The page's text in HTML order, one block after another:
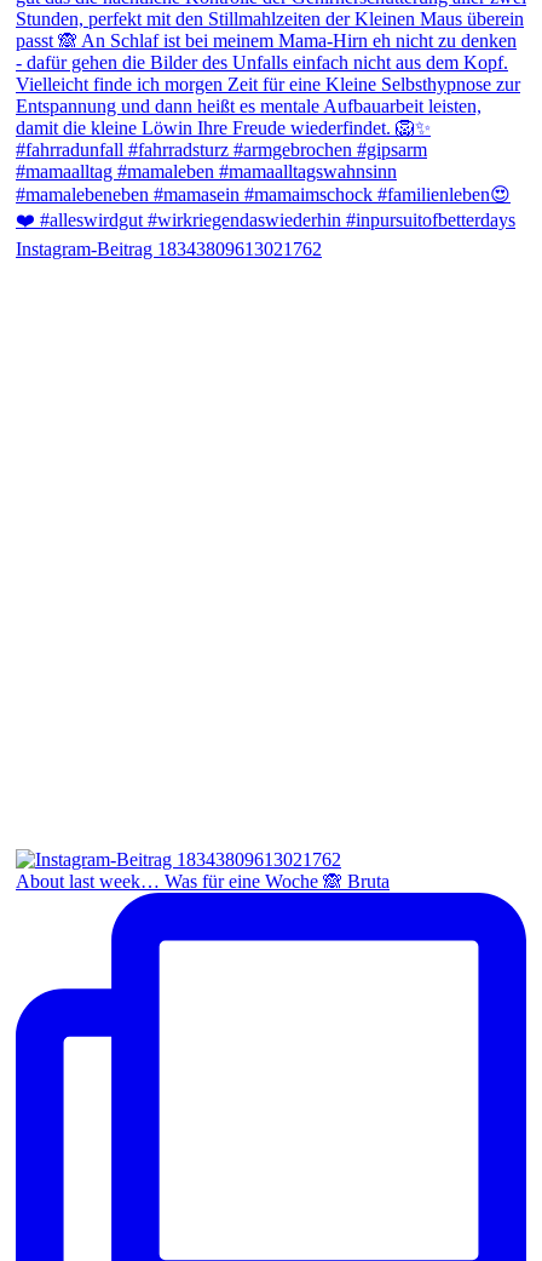
Instagram-Beitrag 18343809613021762
About last week… Was für eine Woche 🙈 Bruta